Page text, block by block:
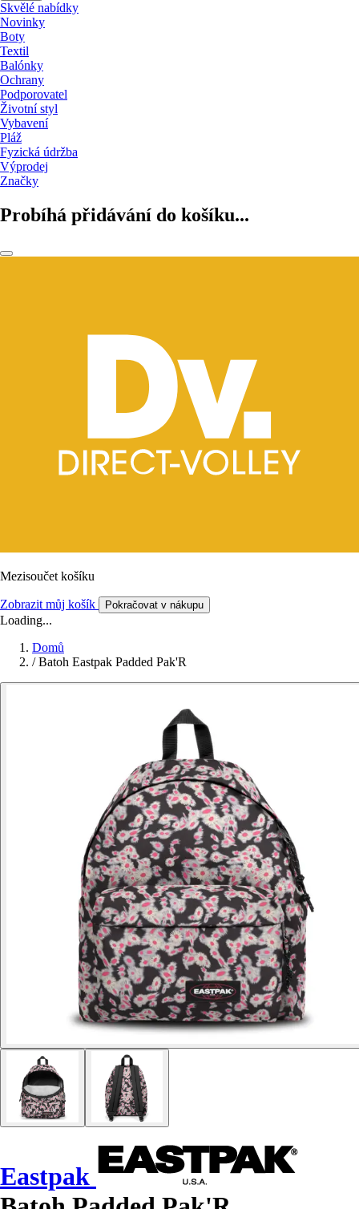
Skvělé nabídky
Novinky
Boty
Textil
Balónky
Ochrany
Podporovatel
Životní styl
Vybavení
Pláž
Fyzická údržba
Výprodej
Značky
Probíhá přidávání do košíku...
Mezisoučet košíku
Zobrazit můj košík Pokračovat v nákupu
Loading...
Domů
/ Batoh Eastpak Padded Pak'R
Eastpak